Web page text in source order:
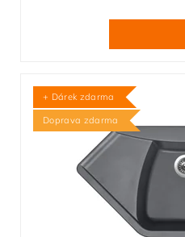
+ Dárek zdarma
Doprava zdarma